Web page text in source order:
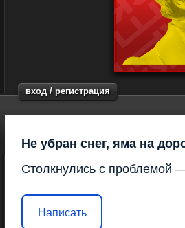
вход / регистрация
Не убран снег, яма на
Столкнулись с проблемой
Написать